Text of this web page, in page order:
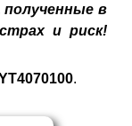
в
и риск!
.